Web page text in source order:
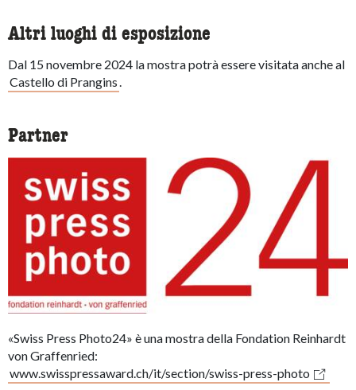
Altri luoghi di esposizione
Dal 15 novembre 2024 la mostra potrà essere visitata anche al
Castello di Prangins
Partner
«Swiss Press Photo24» è una mostra della Fondation Reinhardt
von Graffenried:
www.swisspressaward.ch/it/section/swiss-press-photo